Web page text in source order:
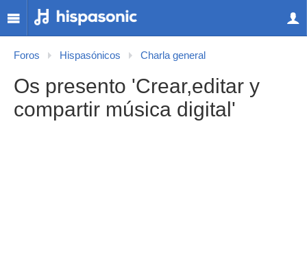
Foros Hispasónicos Charla general
Os presento 'Crear,editar y
compartir música digital'